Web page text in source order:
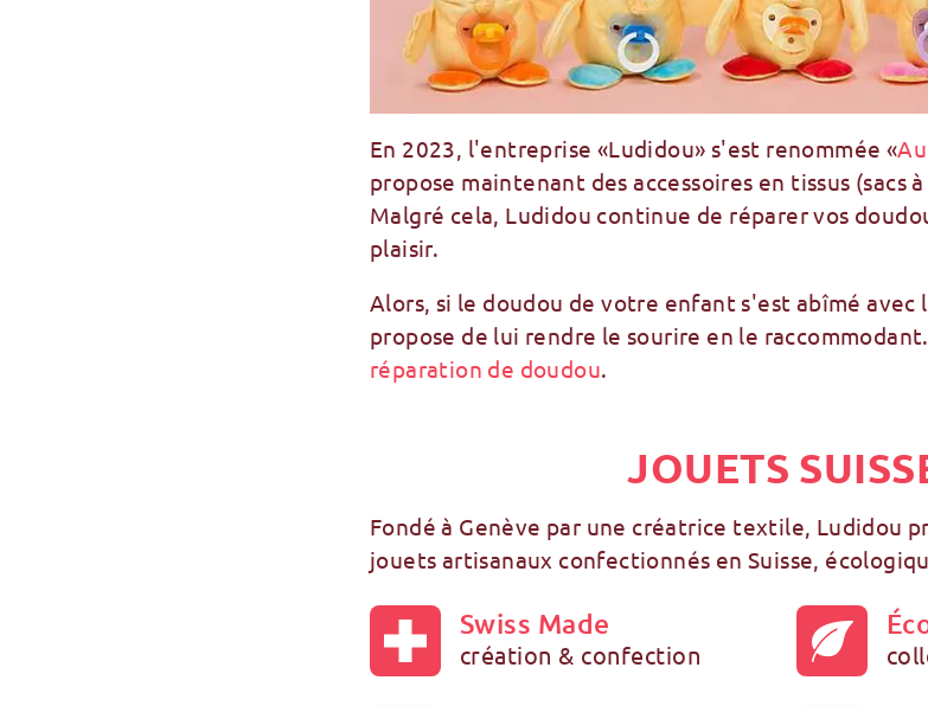
En 2023, l'entreprise «Ludidou» s'est renommée «
propose maintenant des accessoires en tissus (sacs
Malgré cela, Ludidou continue de réparer vos
plaisir.
Alors, si le doudou de votre enfant s'est abîmé avec
propose de lui rendre le sourire en le raccommodant.
réparation de doudou.
JOUETS
Fondé à Genève par une créatrice textile, Ludidou
jouets artisanaux confectionnés en Suisse,
Swiss Made
création & confection